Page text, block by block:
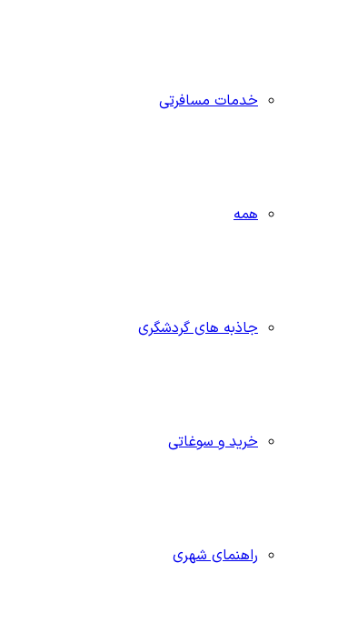
خدمات مسافرتی
همه
جاذبه‌ های گردشگری
خرید و سوغاتی
راهنمای شهری